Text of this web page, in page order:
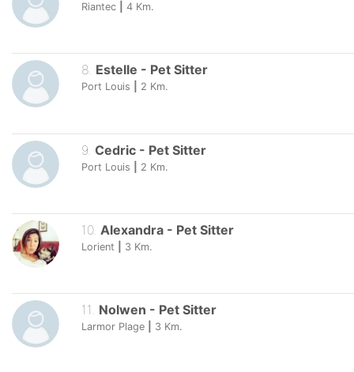
Riantec 4 Km.
8. Estelle - Pet Sitter
Port Louis 2 Km.
9 Cedric - Pet Sitter
Port Louis 2 Km.
10. Alexandra - Pet Sitter
Lorient 3 Km.
11 Nolwen - Pet Sitter
Larmor Plage 3 Km.